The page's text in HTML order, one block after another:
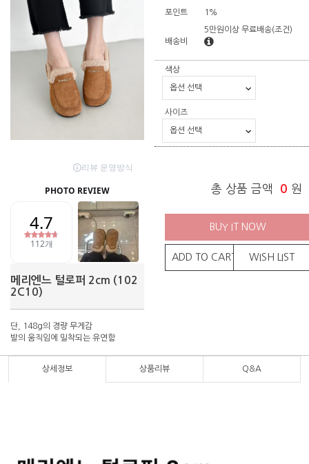
메리엔느 털로퍼 2cm (102
2C10)
단, 148g의 경량 무게감
발의 움직임에 밀착되는 유연함
포인트 1%
배송비
5만원이상 무료배송(조건)
색상
사이즈
총 상품 금액 0 원
BUY IT NOW
ADD TO CART WISH LIST
상세정보 상품리뷰 Q&A